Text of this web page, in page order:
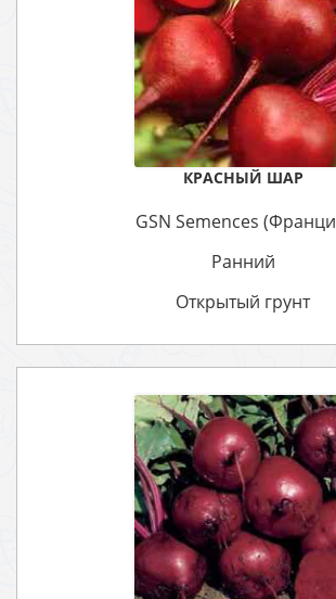
КРАСНЫЙ ШАР
GSN Semences
Ранний
Открытый грунт